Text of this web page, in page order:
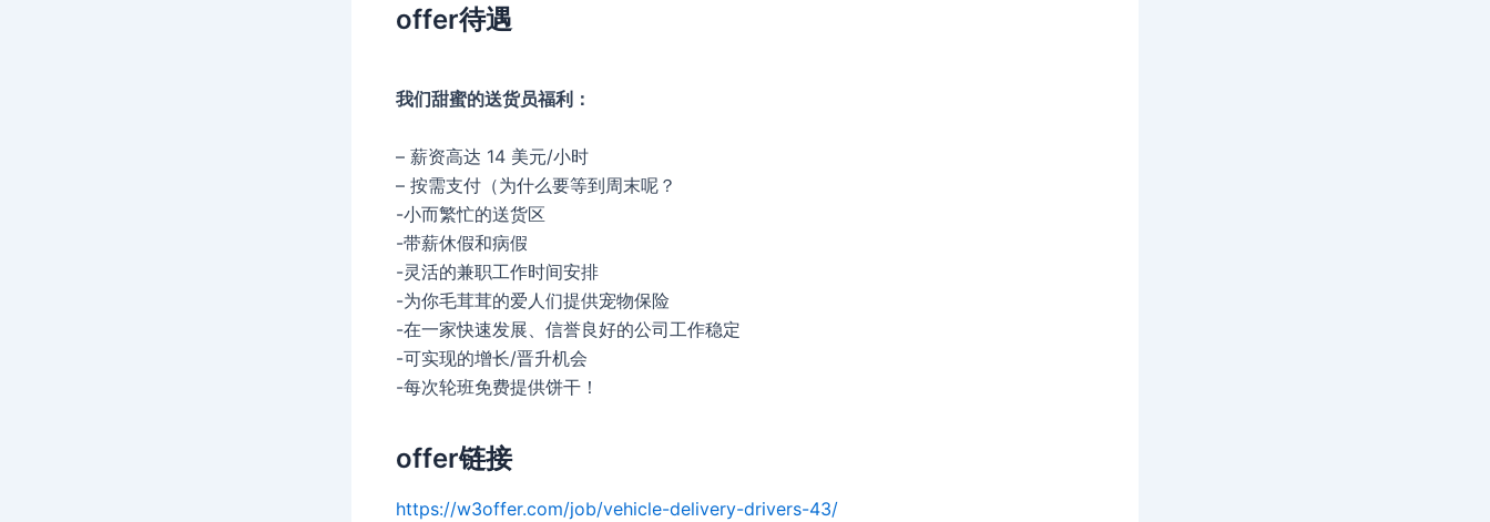
offer待遇
我们甜蜜的送货员福利：
– 薪资高达 14 美元/小时
– 按需支付（为什么要等到周末呢？
-小而繁忙的送货区
-带薪休假和病假
-灵活的兼职工作时间安排
-为你毛茸茸的爱人们提供宠物保险
-在一家快速发展、信誉良好的公司工作稳定
-可实现的增长/晋升机会
-每次轮班免费提供饼干！
offer链接
https://w3offer.com/job/vehicle-delivery-drivers-43/